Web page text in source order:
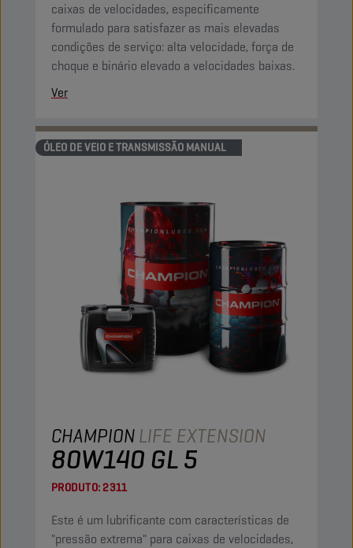
caixas de velocidades, especificamente
formulado para satisfazer as mais elevadas
condições de serviço: alta velocidade, força de
choque e binário elevado a velocidades baixas.
Ver
ÓLEO DE VEIO E TRANSMISSÃO MANUAL
CHAMPIONLIFE EXTENSION
80W140 GL 5
PRODUTO:2311
Este é um lubrificante com características de
"pressão extrema" para caixas de velocidades,